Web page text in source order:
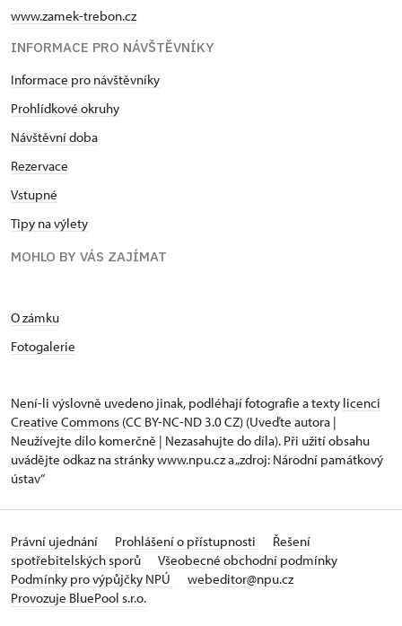
www.zamek-trebon.cz
INFORMACE PRO NÁVŠTĚVNÍKY
Informace pro návštěvníky
Prohlídkové okruhy
Návštěvní doba
Rezervace
Vstupné
Tipy na výlety
MOHLO BY VÁS ZAJÍMAT
O zámku
Fotogalerie
Není-li výslovně uvedeno jinak, podléhají fotografie a texty licenci
Creative Commons (CC BY-NC-ND 3.0 CZ) (Uveďte autora |
Neužívejte dílo komerčně | Nezasahujte do díla). Při užití obsahu
uvádějte odkaz na stránky www.npu.cz a „zdroj: Národní památkový
ústav“
Právní ujednání Prohlášení o přístupnosti
Řešení
spotřebitelských sporů
Všeobecné obchodní podmínky
Podmínky pro výpůjčky NPÚ
webeditor@npu.cz
Provozuje BluePool s.r.o.